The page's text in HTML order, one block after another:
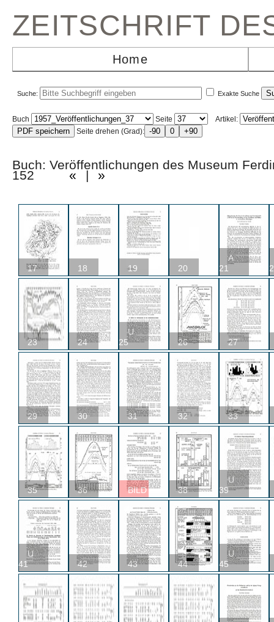
ZEITSCHRIFT
Home
Suche: Exakte Suche
Buch Seite
Artikel:
Seite drehen (Grad):
Buch: Veröffentlichungen des Museum
152 « | »
17 18 19 20
A
21
23 24
U
25
26 27
29 30 31 32 33
35 36 BILD 38
U
39
U
41
42 43 44
U
45